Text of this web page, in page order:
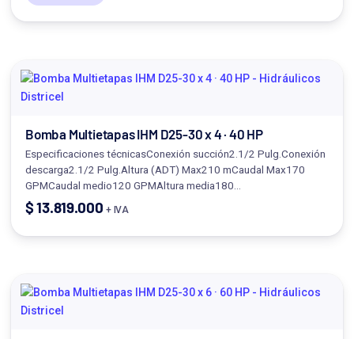
Bomba Multietapas IHM D25-30 x 4 · 40 HP
Especificaciones técnicasConexión succión2.1/2 Pulg.Conexión
descarga2.1/2 Pulg.Altura (ADT) Max210 mCaudal Max170
GPMCaudal medio120 GPMAltura media180…
$13.819.000 + IVA